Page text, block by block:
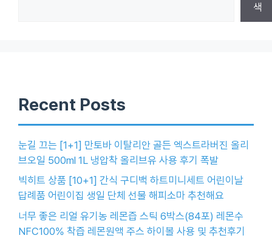
색
Recent Posts
눈길 끄는 [1+1] 만토바 이탈리안 골든 엑스트라버진 올리
브오일 500ml 1L 냉압착 올리브유 사용 후기 폭발
빅히트 상품 [10+1] 간식 구디백 하트미니세트 어린이날
답례품 어린이집 생일 단체 선물 해피소마 추천해요
너무 좋은 리얼 유기농 레몬즙 스틱 6박스(84포) 레몬수
NFC100% 착즙 레몬원액 주스 하이볼 사용 및 추천후기